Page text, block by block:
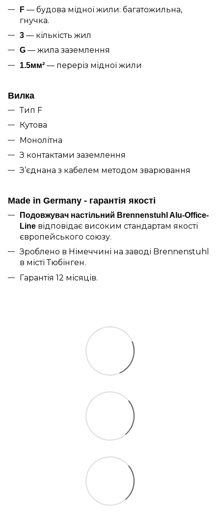
F — будова мідної жили: багатожильна,
гнучка.
3 — кількість жил
G — жила заземлення
1.5мм² — переріз мідної жили
Вилка
Тип F
Кутова
Монолітна
З контактами заземлення
З’єднана з кабелем методом зварювання
Made in Germany - гарантія якості
Подовжувач настільний Brennenstuhl Alu-Office-
Line відповідає високим стандартам якості
європейського союзу.
Зроблено в Німеччині на заводі Brennenstuhl
в місті Тюбінген.
Гарантія 12 місяців.